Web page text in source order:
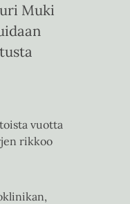
Muki
vuotta
rikkoo